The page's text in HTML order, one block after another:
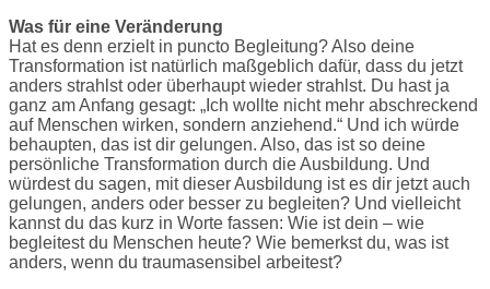
Was für eine Veränderung
Hat es denn erzielt in puncto Begleitung? Also deine
Transformation ist natürlich maßgeblich dafür, dass du jetzt
anders strahlst oder überhaupt wieder strahlst. Du hast ja
ganz am Anfang gesagt: „Ich wollte nicht mehr abschreckend
auf Menschen wirken, sondern anziehend.“ Und ich würde
behaupten, das ist dir gelungen. Also, das ist so deine
persönliche Transformation durch die Ausbildung. Und
würdest du sagen, mit dieser Ausbildung ist es dir jetzt auch
gelungen, anders oder besser zu begleiten? Und vielleicht
kannst du das kurz in Worte fassen: Wie ist dein – wie
begleitest du Menschen heute? Wie bemerkst du, was ist
anders, wenn du traumasensibel arbeitest?